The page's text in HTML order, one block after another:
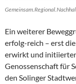
Ein weiterer
erfolg-reich – erst
erwirkt und
Genossenschaft für
den Solinger